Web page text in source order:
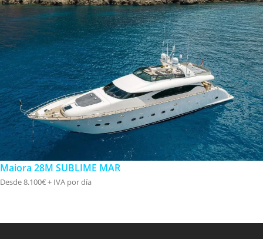
Maiora 28M SUBLIME MAR
Desde 8.100€ + IVA por día